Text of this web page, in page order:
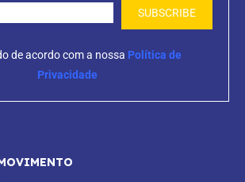
de acordo com a nossa Política de
Privacidade